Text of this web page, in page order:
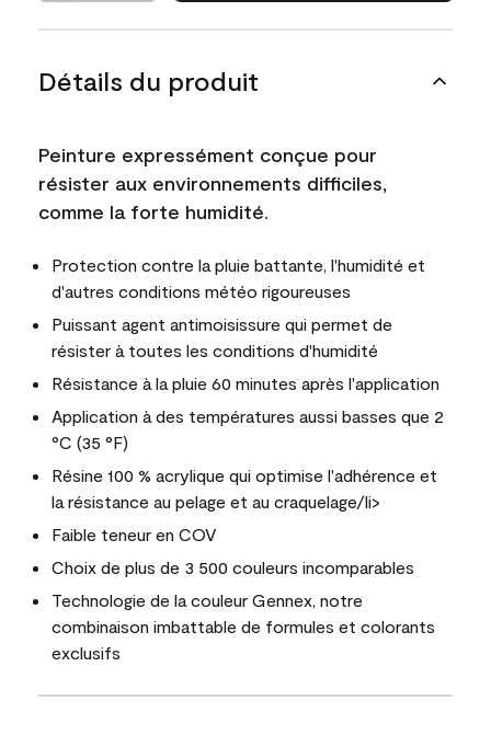
Détails du produit
Peinture expressément conçue pour
résister aux environnements difficiles,
comme la forte humidité.
Protection contre la pluie battante, l'humidité et
d'autres conditions météo rigoureuses
Puissant agent antimoisissure qui permet de
résister à toutes les conditions d'humidité
Résistance à la pluie 60 minutes après l'application
Application à des températures aussi basses que 2
°C (35 °F)
Résine 100 % acrylique qui optimise l'adhérence et
la résistance au pelage et au craquelage/li>
Faible teneur en COV
Choix de plus de 3 500 couleurs incomparables
Technologie de la couleur Gennex, notre
combinaison imbattable de formules et colorants
exclusifs